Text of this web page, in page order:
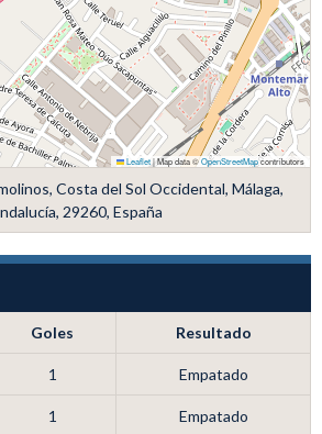
Leaflet|Map data ©OpenStreetMapcontributors
Costa del Sol Occidental, Málaga,
29260, España
Goles Resultado
1 Empatado
1 Empatado